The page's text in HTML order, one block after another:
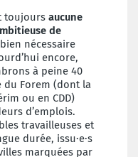
toujours aucune
de
nécessaire
encore,
à peine 40
du Forem (dont la
ou en CDD)
d’emplois.
travailleuses et
durée, issu·e·s
marquées par